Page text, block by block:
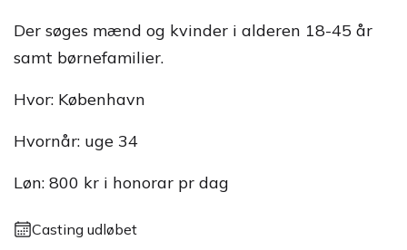
Der søges mænd og kvinder i alderen 18-45 år
samt børnefamilier.
Hvor: København
Hvornår: uge 34
Løn: 800 kr i honorar pr dag
Casting udløbet